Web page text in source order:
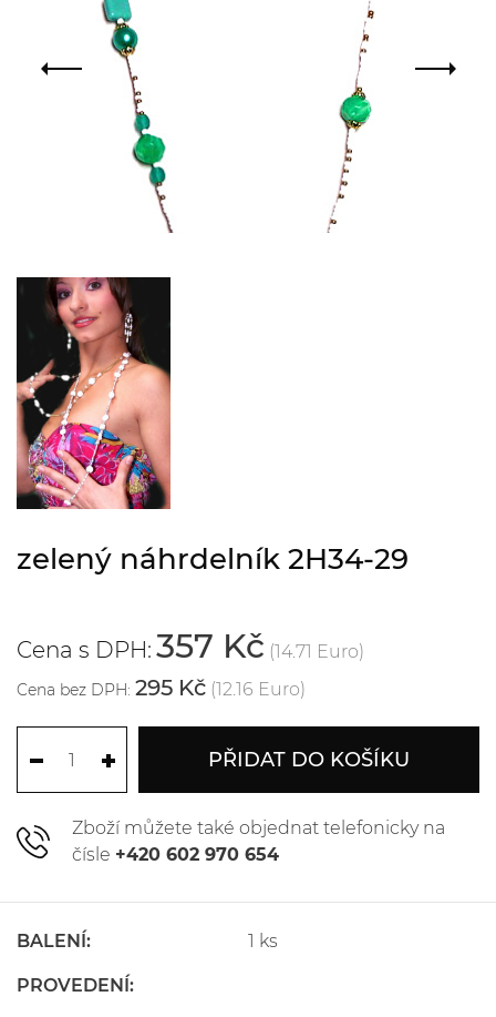
zelený náhrdelník 2H34-29
Cena s DPH: 357 Kč (14.71 Euro)
Cena bez DPH: 295 Kč (12.16 Euro)
PŘIDAT DO KOŠÍKU
Zboží můžete také objednat telefonicky na
čísle +420 602 970 654
BALENÍ: 1 ks
PROVEDENÍ: